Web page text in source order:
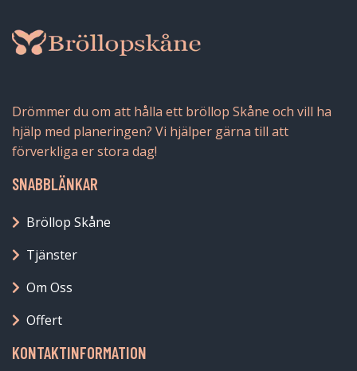
Drömmer du om att hålla ett bröllop Skåne och vill ha
hjälp med planeringen? Vi hjälper gärna till att
förverkliga er stora dag!
SNABBLÄNKAR
Bröllop Skåne
Tjänster
Om Oss
Offert
KONTAKTINFORMATION